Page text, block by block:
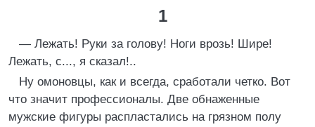
1
— Лежать! Руки за голову! Ноги врозь! Шире!
Лежать, с..., я сказал!..
Ну омоновцы, как и всегда, сработали четко. Вот
что значит профессионалы. Две обнаженные
мужские фигуры распластались на грязном полу